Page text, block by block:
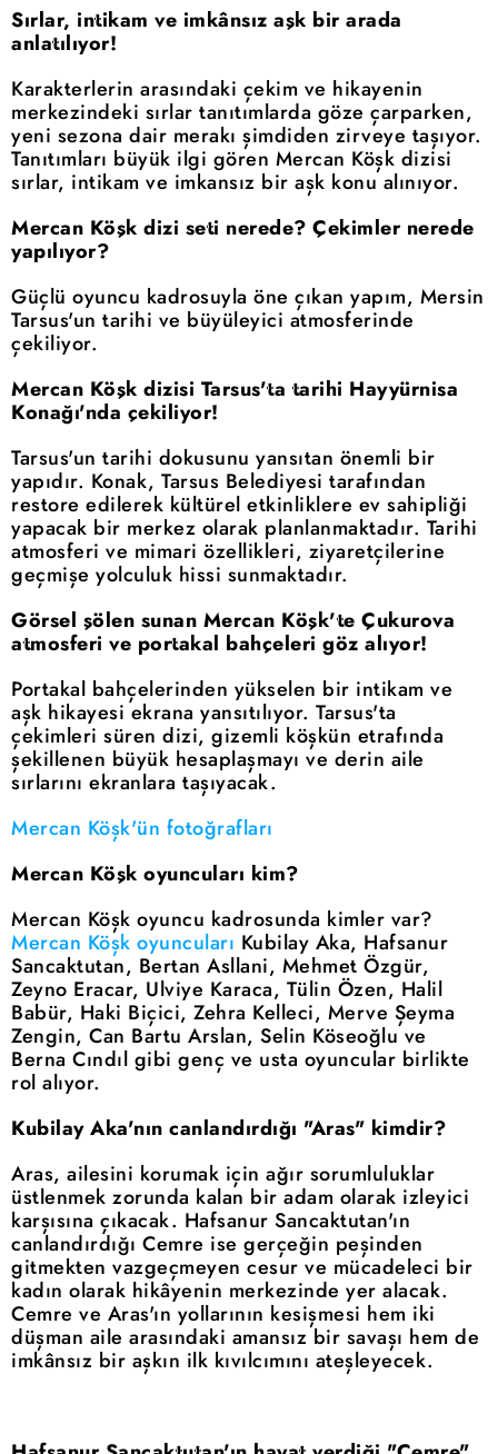
Sırlar, intikam ve imkânsız aşk bir arada
anlatılıyor!
Karakterlerin arasındaki çekim ve hikayenin
merkezindeki sırlar tanıtımlarda göze çarparken,
yeni sezona dair merakı şimdiden zirveye taşıyor.
Tanıtımları büyük ilgi gören Mercan Köşk dizisi
sırlar, intikam ve imkansız bir aşk konu alınıyor.
Mercan Köşk dizi seti nerede? Çekimler nerede
yapılıyor?
Güçlü oyuncu kadrosuyla öne çıkan yapım, Mersin
Tarsus'un tarihi ve büyüleyici atmosferinde
çekiliyor.
Mercan Köşk dizisi Tarsus'ta tarihi Hayyürnisa
Konağı'nda çekiliyor!
Tarsus'un tarihi dokusunu yansıtan önemli bir
yapıdır. Konak, Tarsus Belediyesi tarafından
restore edilerek kültürel etkinliklere ev sahipliği
yapacak bir merkez olarak planlanmaktadır. Tarihi
atmosferi ve mimari özellikleri, ziyaretçilerine
geçmişe yolculuk hissi sunmaktadır.
Görsel şölen sunan Mercan Köşk'te Çukurova
atmosferi ve portakal bahçeleri göz alıyor!
Portakal bahçelerinden yükselen bir intikam ve
aşk hikayesi ekrana yansıtılıyor. Tarsus'ta
çekimleri süren dizi, gizemli köşkün etrafında
şekillenen büyük hesaplaşmayı ve derin aile
sırlarını ekranlara taşıyacak.
Mercan Köşk'ün fotoğrafları
Mercan Köşk oyuncuları kim?
Mercan Köşk oyuncu kadrosunda kimler var?
Mercan Köşk oyuncuları Kubilay Aka, Hafsanur
Sancaktutan, Bertan Asllani, Mehmet Özgür,
Zeyno Eracar, Ulviye Karaca, Tülin Özen, Halil
Babür, Haki Biçici, Zehra Kelleci, Merve Şeyma
Zengin, Can Bartu Arslan, Selin Köseoğlu ve
Berna Cındıl gibi genç ve usta oyuncular birlikte
rol alıyor.
Kubilay Aka'nın canlandırdığı "Aras" kimdir?
Aras, ailesini korumak için ağır sorumluluklar
üstlenmek zorunda kalan bir adam olarak izleyici
karşısına çıkacak. Hafsanur Sancaktutan'ın
canlandırdığı Cemre ise gerçeğin peşinden
gitmekten vazgeçmeyen cesur ve mücadeleci bir
kadın olarak hikâyenin merkezinde yer alacak.
Cemre ve Aras'ın yollarının kesişmesi hem iki
düşman aile arasındaki amansız bir savaşı hem de
imkânsız bir aşkın ilk kıvılcımını ateşleyecek.